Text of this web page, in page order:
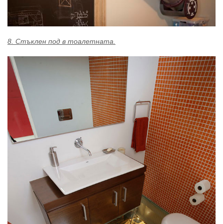
8. Стъклен под в тоалетната.